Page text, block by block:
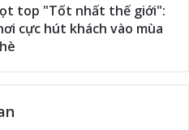
top "Tốt nhất thế giới":
cực hút khách vào mùa
hè